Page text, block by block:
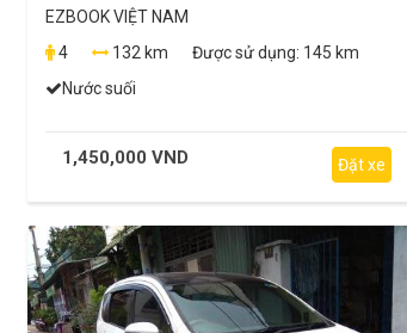
EZBOOK VIỆT NAM
4
132 km Được sử dụng: 145 km
Nước suối
1,450,000 VND Đặt xe